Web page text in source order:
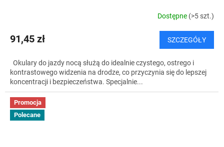
Dostępne (>5 szt.)
91,45 zł SZCZEGÓŁY
Okulary do jazdy nocą służą do idealnie czystego, ostrego i
kontrastowego widzenia na drodze, co przyczynia się do lepszej
koncentracji i bezpieczeństwa. Specjalnie...
Promocja
Polecane